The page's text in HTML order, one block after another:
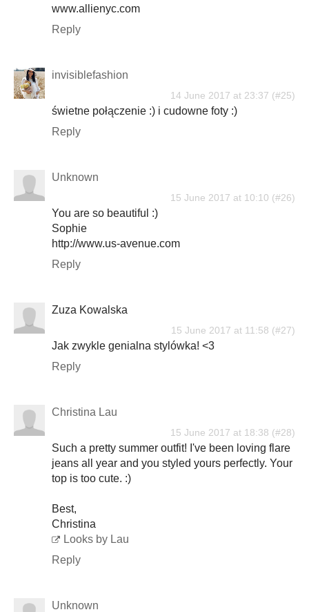
www.allienyc.com
Reply
invisiblefashion
14 June 2017 at 23:37
świetne połączenie :) i cudowne foty :)
Reply
Unknown
15 June 2017 at 10:10
You are so beautiful :)
Sophie
http://www.us-avenue.com
Reply
Zuza Kowalska
15 June 2017 at 11:58
Jak zwykle genialna stylówka! <3
Reply
Christina Lau
15 June 2017 at 18:38
Such a pretty summer outfit! I've been loving flare
jeans all year and you styled yours perfectly. Your
top is too cute. :)
Best,
Christina
Looks by Lau
Reply
Unknown